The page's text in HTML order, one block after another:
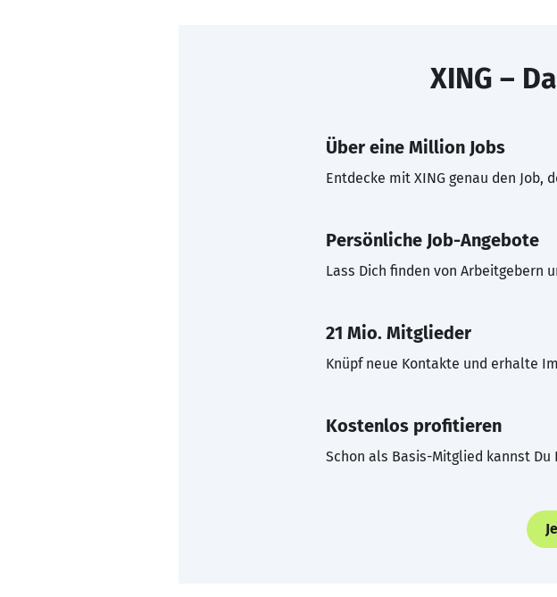
XING –
Über eine Million Jobs
Entdecke mit XING genau den Job,
Persönliche Job-Angebote
Lass Dich finden von Arbeitgebern
21 Mio. Mitglieder
Knüpf neue Kontakte und erhalte
Kostenlos profitieren
Schon als Basis-Mitglied kannst